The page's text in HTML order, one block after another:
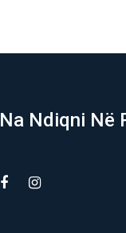
Na Ndiqni Në